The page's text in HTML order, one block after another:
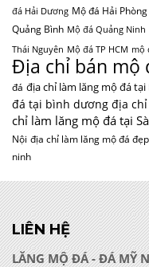
đá Hải Dương Mộ đá Hải Phòng
Quảng Bình Mộ đá Quảng Ninh
Thái Nguyên Mộ đá TP HCM mộ
Địa chỉ bán mộ
đá địa chỉ làm lăng mộ đá tại
đá tại bình dương địa
chỉ làm lăng mộ đá tại
Nội địa chỉ làm lăng mộ đá
ninh
LIÊN HỆ
LĂNG MỘ ĐÁ - ĐÁ MỸ